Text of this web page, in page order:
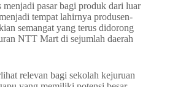
pasar bagi produk dari luar
tempat lahirnya produsen-
semangat yang terus didorong
NTT Mart di sejumlah daerah
relevan bagi sekolah kejuruan